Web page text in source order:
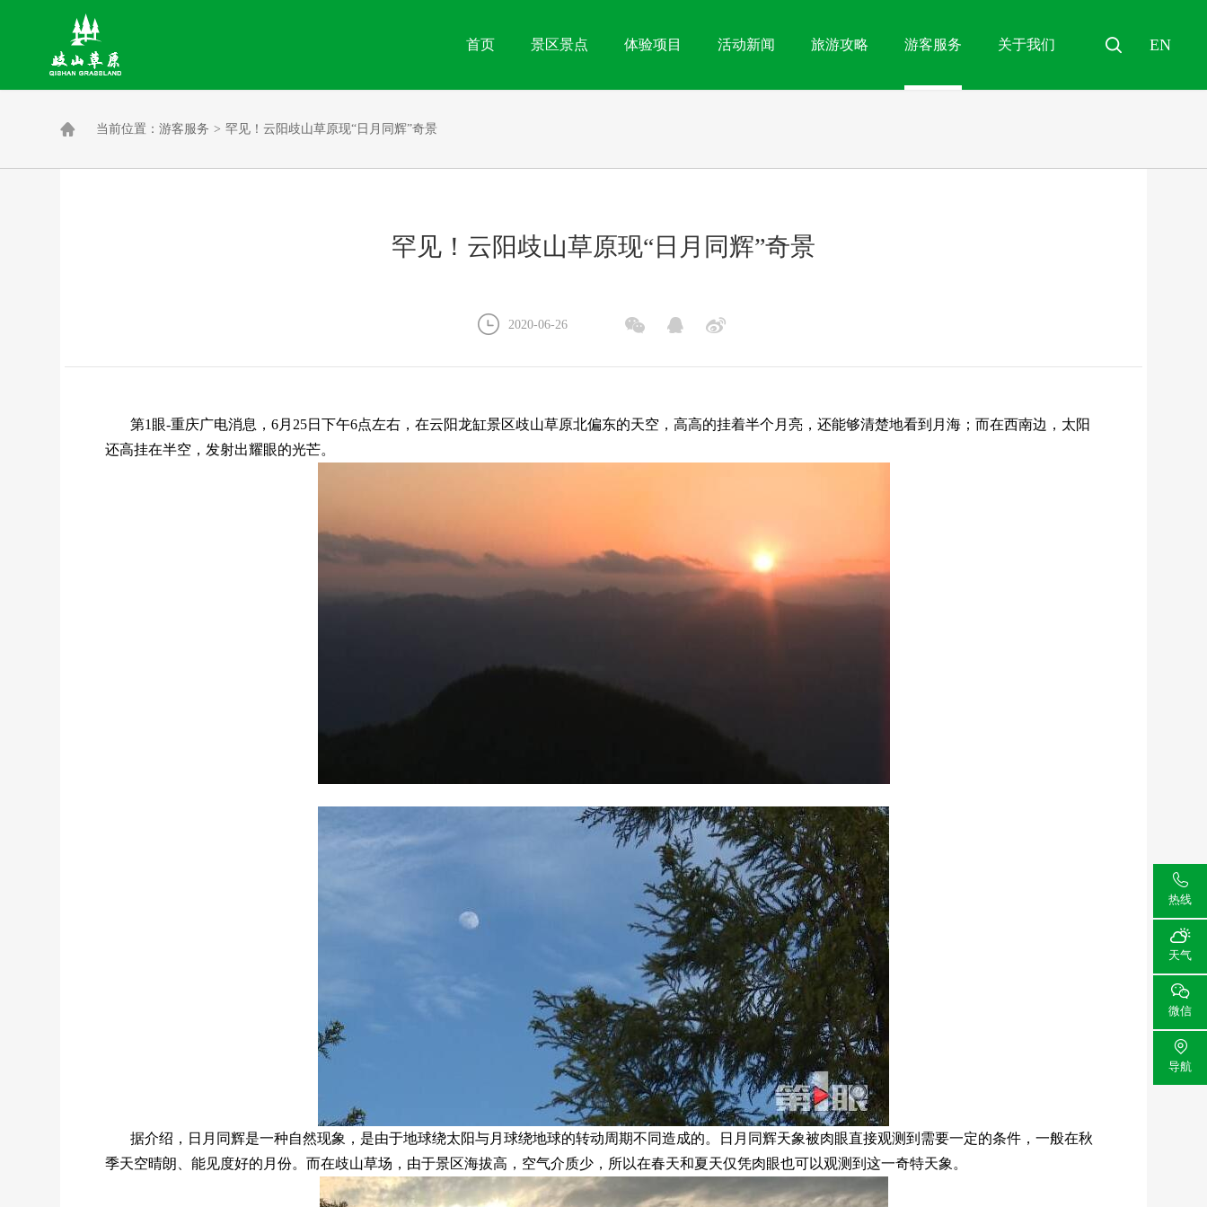
首页 景区景点 体验项目 活动新闻 旅游攻略 游客服务 关于我们  EN

热线

天气

微信

导航
 当前位置：游客服务 > 罕见！云阳歧山草原现“日月同辉”奇景
罕见！云阳歧山草原现“日月同辉”奇景
 2020-06-26   
第1眼-重庆广电消息，6月25日下午6点左右，在云阳龙缸景区歧山草原北偏东的天空，高高的挂着半个月亮，还能够清楚地看到月海；而在西南边，太阳
还高挂在半空，发射出耀眼的光芒。
据介绍，日月同辉是一种自然现象，是由于地球绕太阳与月球绕地球的转动周期不同造成的。日月同辉天象被肉眼直接观测到需要一定的条件，一般在秋
季天空晴朗、能见度好的月份。而在歧山草场，由于景区海拔高，空气介质少，所以在春天和夏天仅凭肉眼也可以观测到这一奇特天象。